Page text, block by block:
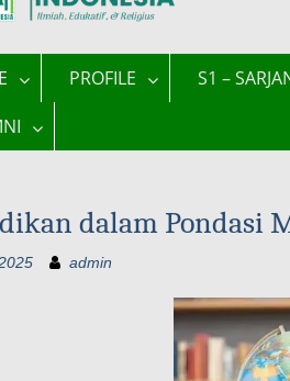
PROFILE S1 –
dalam Pondasi
admin